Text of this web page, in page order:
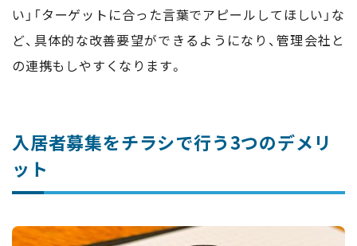
い」「ターゲットに合った言葉でアピールしてほしい」な
ど、具体的な改善要望ができるようになり、管理会社と
の連携もしやすくなります。
入居者募集をチラシで行う3つのデメリ
ット